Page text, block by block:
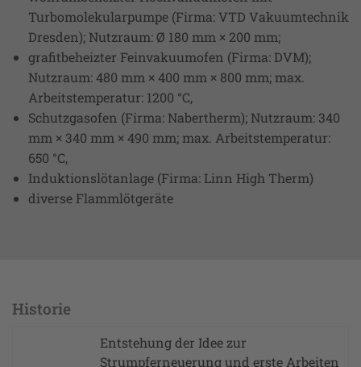
Turbomolekularpumpe (Firma: VTD Vakuumtechnik
Dresden); Nutzraum: Ø 180 mm × 200 mm;
grafitbeheizter Feinvakuumofen (Firma: DVM);
Nutzraum: 480 mm × 400 mm × 800 mm; max.
Arbeitstemperatur: 1200 °C,
Schutzgasofen (Firma: Nabertherm); Nutzraum: 340
mm × 340 mm × 490 mm; max. Arbeitstemperatur:
650 °C,
Induktionslötanlage (Firma: Linn High Therm)
diverse Flammlötgeräte
Historie
Entstehung der Idee zur
Strumpferneuerung und erste Arbeiten